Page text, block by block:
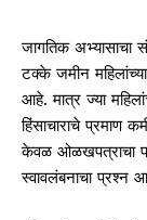
जागतिक अभ्यासाचा
टक्के जमीन
आहे. मात्र ज्या
हिंसाचाराचे प्रमाण
केवळ ओळखपत्राचा
स्वावलंबनाचा प्रश्न